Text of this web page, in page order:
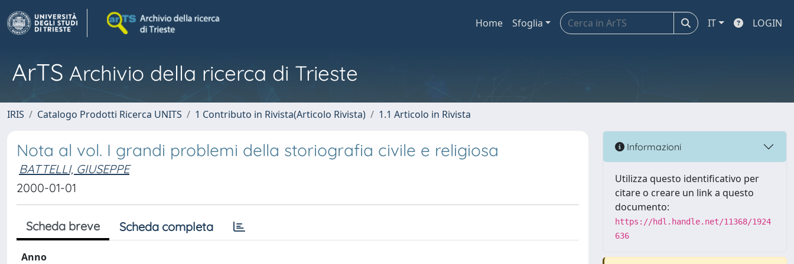
Home Sfoglia IT LOGIN
ArTS Archivio della ricerca di Trieste
IRIS Catalogo Prodotti Ricerca UNITS 1 Contributo in Rivista(Articolo Rivista) 1.1 Articolo in Rivista
Nota al vol. I grandi problemi della storiografia civile e religiosa
BATTELLI, GIUSEPPE
2000-01-01
Scheda breve Scheda completa
Anno
Informazioni
Utilizza questo identificativo per
citare o creare un link a questo
documento:
https://hdl.handle.net/11368/1924
636